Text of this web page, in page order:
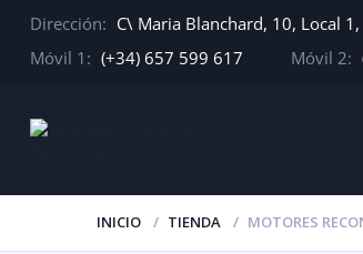
Dirección: C\ Maria Blanchard, 10, Local 1,
Móvil 1: (+34) 657 599 617 Móvil 2:
INICIO TIENDA MOTORES